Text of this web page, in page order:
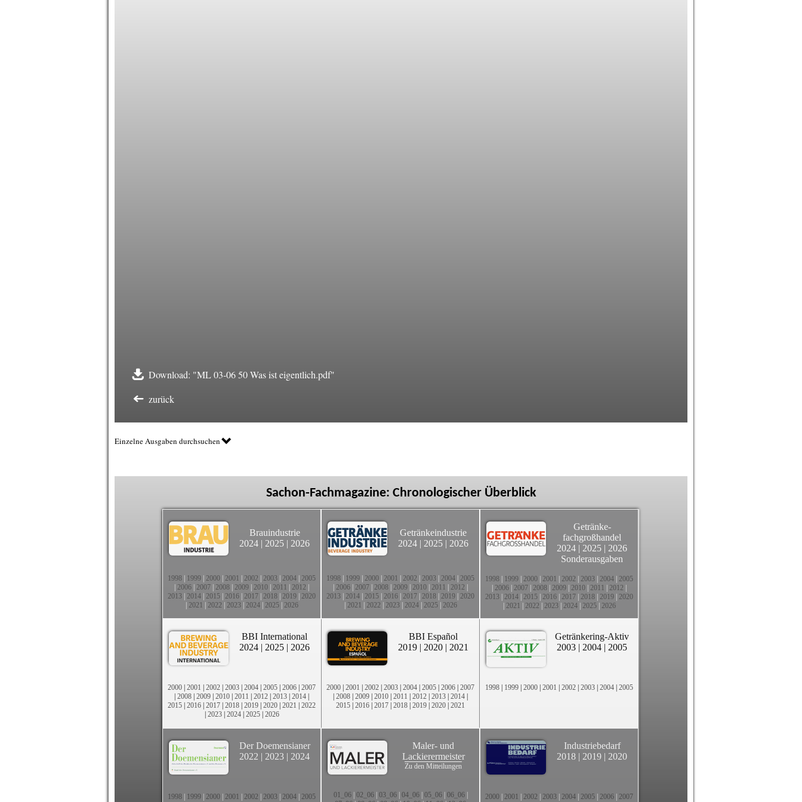
Download: "ML 03-06 50 Was ist eigentlich.pdf"
zurück
Einzelne Ausgaben durchsuchen
Sachon-Fachmagazine: Chronologischer Überblick
Brauindustrie
2024 | 2025 | 2026
1998 1999 2000 2001 2002 2003 2004 2005
2006 2007 2008 2009 2010 2011 2012
2013 2014 2015 2016 2017 2018 2019 2020
2021 2022 2023| 2024| 2025| 2026
Getränkeindustrie
2024 | 2025 | 2026
1998 1999 2000 2001 2002 2003 2004 2005
2006 2007 2008 2009 2010 2011 2012
2013 2014 2015 2016 2017 2018 2019 2020
2021 2022 2023| 2024| 2025| 2026
Getränke-
fachgroßhandel
2024 | 2025 | 2026
Sonderausgaben
1998 1999 2000 2001 2002 2003 2004 2005
2006 2007 2008 2009 2010 2011 2012
2013 2014 2015 2016 2017 2018 2019 2020
2021 2022 2023| 2024| 2025| 2026
BBI International
2024 | 2025 | 2026
2000 | 2001 | 2002 | 2003 | 2004 | 2005 | 2006 | 2007
| 2008 | 2009 | 2010 | 2011 | 2012 | 2013 | 2014 |
2015 | 2016 | 2017 | 2018 | 2019 | 2020 | 2021 | 2022
| 2023| 2024| 2025| 2026
BBI Español
2019 | 2020 | 2021
2000 | 2001 | 2002 | 2003 | 2004 | 2005 | 2006 | 2007
| 2008 | 2009 | 2010 | 2011 | 2012 | 2013 | 2014 |
2015 | 2016 | 2017 | 2018 | 2019 | 2020 | 2021
Getränkering-Aktiv
2003 | 2004 | 2005
1998 | 1999 | 2000 | 2001 | 2002 | 2003 | 2004 | 2005
Der Doemensianer
2022 | 2023 | 2024
1998 1999 2000 2001 2002 2003 2004 2005
Maler- und
Lackierermeister
Zu den Mitteilungen
01_06| 02_06| 03_06| 04_06| 05_06| 06_06|
Industriebedarf
2018 | 2019 | 2020
2000 2001 2002 2003 2004 2005 2006 2007